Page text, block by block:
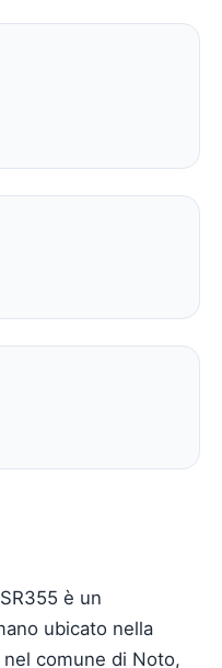
è un
ubicato nella
comune di Noto,